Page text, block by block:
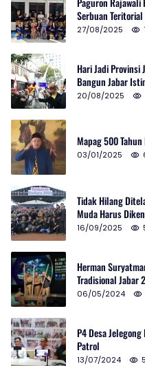
Serbuan
27/08/2025
Hari Jadi Provinsi
Bangun Jabar
20/08/2025
Mapag 500
03/01/2025
Tidak Hilang
Muda Harus
16/09/2025
Herman
Tradisional Jabar
06/05/2024
P4 Desa
Patrol
13/07/2024